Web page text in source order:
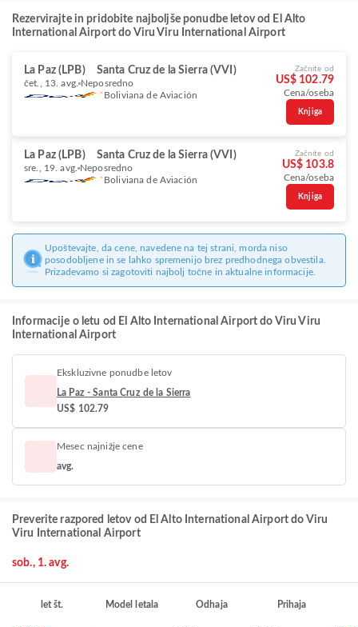
Rezervirajte in pridobite najboljše ponudbe letov od El Alto
International Airport do Viru Viru International Airport
La Paz (LPB) Santa Cruz de la Sierra (VVI)
čet., 13. avg. Neposredno
Boliviana de Aviación
Začnite od
US$ 102.79
Cena/oseba
Knjiga
La Paz (LPB) Santa Cruz de la Sierra (VVI)
sre., 19. avg. Neposredno
Boliviana de Aviación
Začnite od
US$ 103.8
Cena/oseba
Knjiga
Upoštevajte, da cene, navedene na tej strani, morda niso
posodobljene in se lahko spremenijo brez predhodnega obvestila.
Prizadevamo si zagotoviti najbolj točne in aktualne informacije.
Informacije o letu od El Alto International Airport do Viru Viru
International Airport
Ekskluzivne ponudbe letov
La Paz - Santa Cruz de la Sierra
US$ 102.79
Mesec najnižje cene
avg.
Preverite razpored letov od El Alto International Airport do Viru
Viru International Airport
sob., 1. avg.
let št. Model letala Odhaja Prihaja